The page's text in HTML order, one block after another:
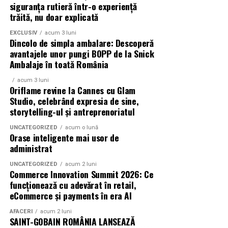
Catalina Bozianu a fost
demisa de la conducerea
PMP Prahova/Ionut Pitigoi
(SGA) este noul Presedinte
PMP Prahova
„Are cone sa ma
analizeze”/Catalina Bozianu
l-a sabotat, sistematic, pe
Presedintele PMP –
Cristian Diaconescu/In
acelasi timp, sub
“umbrela” de sef al Filialei
alături de actorii Ioana State, Vlad și Oana Gherman,
Azaleea Necula și Gabriel Vatavu.
O comedie actuală și spumoasă, filmul„În pielea
mea”este distribuit de T.R.I.B.E. Films.
TRAILER:https://bit.ly/InPieleaMea
Site oficial:inpieleamea.ro
Mai multe detalii, imagini de la filmări, fragmente din
film, declarații din partea actorilor și informații despre
concursuri sunt disponibile pe paginile social media ale
filmului deFacebook
Adrian Pădurețu semnează imaginea filmului. De sunet
s-a ocupat Bogdan Ivanovici, de scenografie Anca
Miron, iar de costume Francisca Vass.
„În Pielea Mea”este un film produs de: CB MOTION
siguranța rutieră într-o experiență
trăită, nu doar explicată
EXCLUSIV acum 3 luni
Dincolo de simpla ambalare: Descoperă
avantajele unor pungi BOPP de la Snick
Ambalaje în toată România
acum 3 luni
Oriflame revine la Cannes cu Glam
Studio, celebrând expresia de sine,
storytelling-ul și antreprenoriatul
UNCATEGORIZED acum o lună
Orase inteligente mai usor de
administrat
UNCATEGORIZED acum 2 luni
Commerce Innovation Summit 2026: Ce
funcționează cu adevărat în retail,
eCommerce și payments în era AI
AFACERI acum 2 luni
SAINT-GOBAIN ROMÂNIA LANSEAZĂ